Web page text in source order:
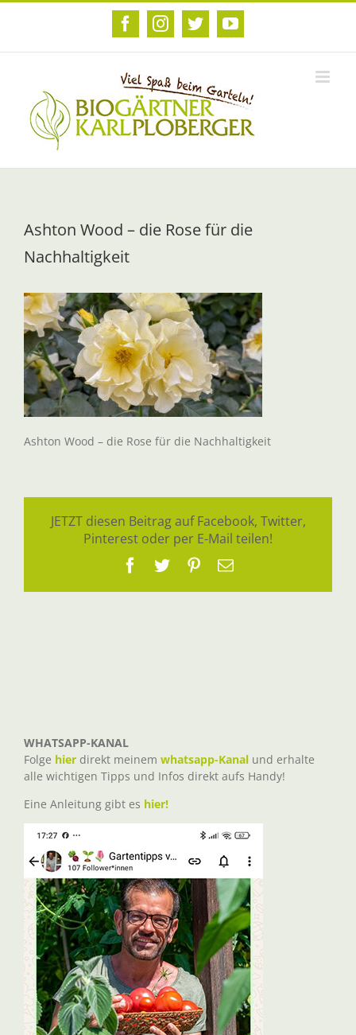
Zum
FacebookInstagram
TwitterYouTube
Ashton Wood – die Rose für die
Nachhaltigkeit
Ashton Wood – die Rose für die Nachhaltigkeit
JETZT diesen Beitrag auf Facebook, Twitter,
Pinterest oder per E-Mail teilen!
Facebook
TwitterPinterest
E-
WHATSAPP-KANAL
Folge hier direkt meinem whatsapp-Kanal und erhalte
alle wichtigen Tipps und Infos direkt aufs Handy!
Eine Anleitung gibt es hier!